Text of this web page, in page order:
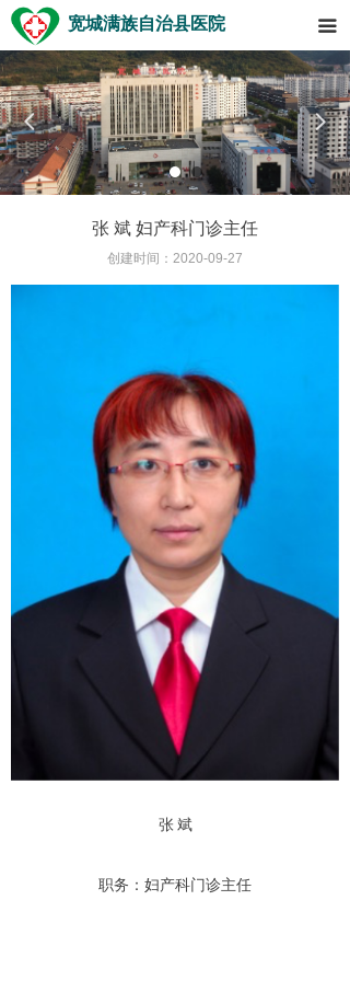
넳 넲
宽城满族自治县医院 끀
张 斌 妇产科门诊主任
创建时间： 2020-09-27
张 斌
职务：妇产科门诊主任